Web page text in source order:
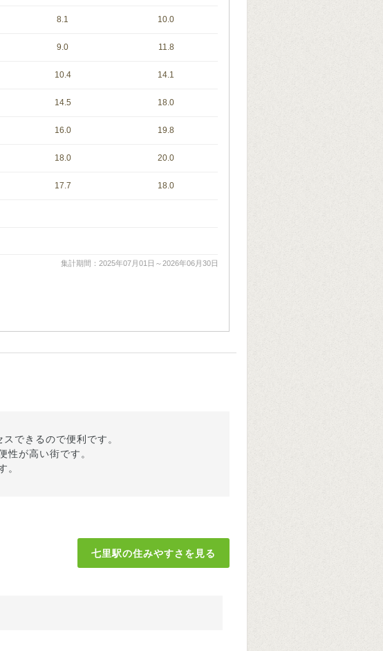
8.1 10.0
9.0 11.8
10.4 14.1
14.5 18.0
16.0 19.8
18.0 20.0
17.7 18.0
集計期間：2025年07月01日～2026年06月30日
できるので便利です。
性が高い街です。
。
七里駅の住みやすさを見る